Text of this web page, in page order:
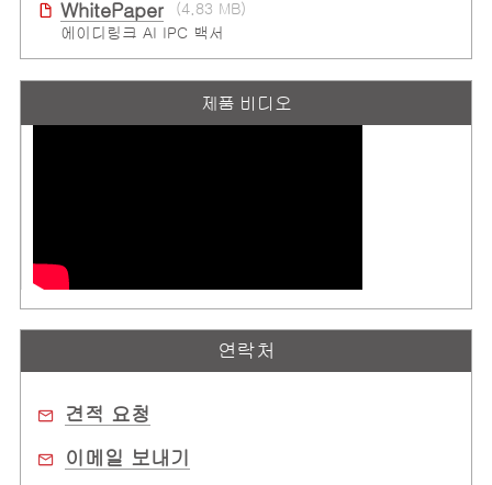
WhitePaper
(4.83 MB)
에이디링크 AI IPC 백서
제품 비디오
연락처
견적 요청
이메일 보내기